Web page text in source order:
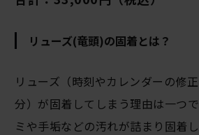
リューズ(竜頭)の固着とは？
リューズ（時刻やカレンダーの修
分）が固着してしまう理由は一つ
ミや手垢などの汚れが詰まり固着